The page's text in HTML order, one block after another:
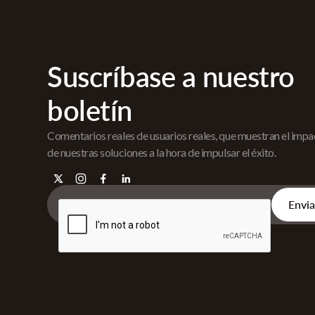
Suscríbase a nuestro
boletín
Comentarios reales de usuarios reales, que muestran el
de nuestras soluciones a la hora de impulsar el éxito.